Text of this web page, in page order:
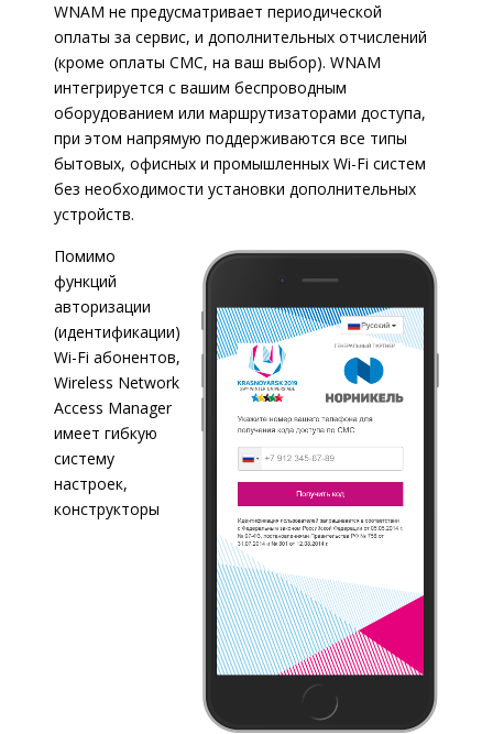
WNAM не предусматривает периодической
оплаты за сервис, и дополнительных отчислений
(кроме оплаты СМС, на ваш выбор). WNAM
интегрируется с вашим беспроводным
оборудованием или маршрутизаторами доступа,
при этом напрямую поддерживаются все типы
бытовых, офисных и промышленных Wi-Fi систем
без необходимости установки дополнительных
устройств.
Помимо
функций
авторизации
(идентификации)
Wi-Fi абонентов,
Wireless Network
Access Manager
имеет гибкую
систему
настроек,
конструкторы